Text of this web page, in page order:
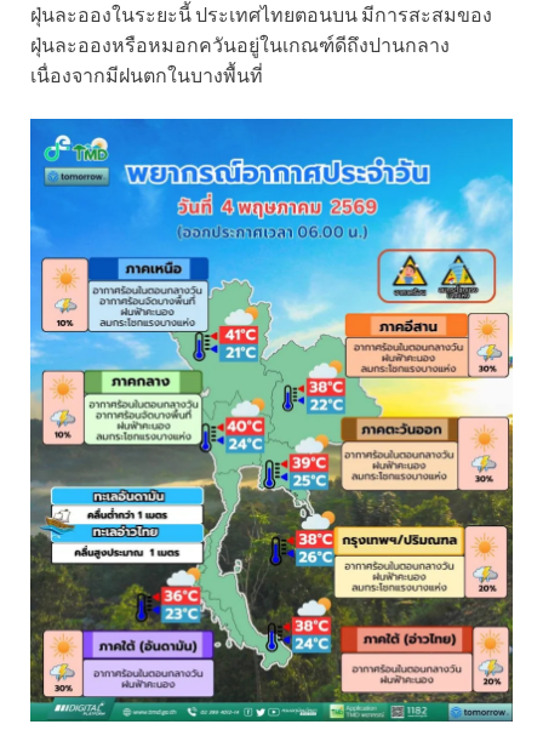
ฝุ่นละอองในระยะนี้ ประเทศไทยตอนบน มีการสะสมของ
ฝุ่นละอองหรือหมอกควันอยู่ในเกณฑ์ดีถึงปานกลาง
เนื่องจากมีฝนตกในบางพื้นที่